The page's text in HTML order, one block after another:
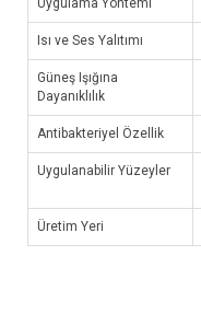
Isı ve Ses Yalıtımı
Güneş Işığına
Dayanıklılık
Antibakteriyel Özellik
Uygulanabilir Yüzeyler
Üretim Yeri